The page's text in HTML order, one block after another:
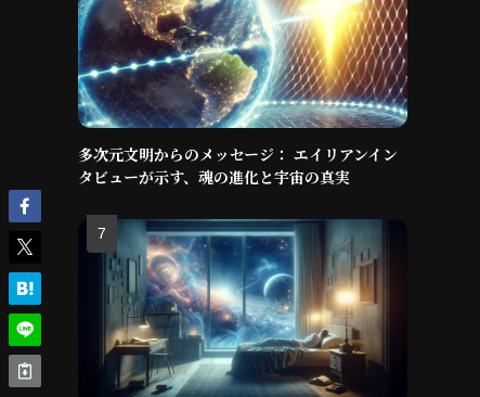
多次元文明からのメッセージ： エイリアンイン
タビューが示す、魂の進化と宇宙の真実